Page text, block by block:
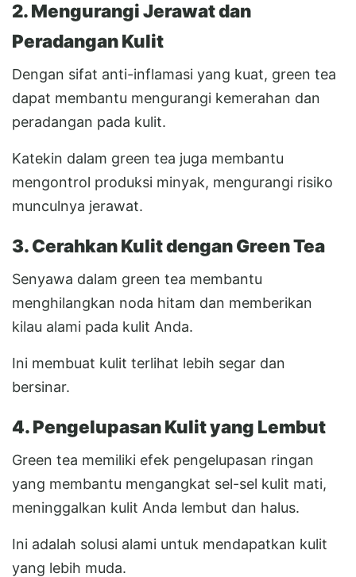
2. Mengurangi Jerawat dan
Peradangan Kulit
Dengan sifat anti-inflamasi yang kuat, green tea
dapat membantu mengurangi kemerahan dan
peradangan pada kulit.
Katekin dalam green tea juga membantu
mengontrol produksi minyak, mengurangi risiko
munculnya jerawat.
3. Cerahkan Kulit dengan Green Tea
Senyawa dalam green tea membantu
menghilangkan noda hitam dan memberikan
kilau alami pada kulit Anda.
Ini membuat kulit terlihat lebih segar dan
bersinar.
4. Pengelupasan Kulit yang Lembut
Green tea memiliki efek pengelupasan ringan
yang membantu mengangkat sel-sel kulit mati,
meninggalkan kulit Anda lembut dan halus.
Ini adalah solusi alami untuk mendapatkan kulit
yang lebih muda.